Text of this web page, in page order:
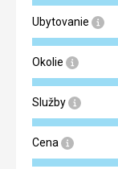
Ubytovanie
Okolie
Služby
Cena